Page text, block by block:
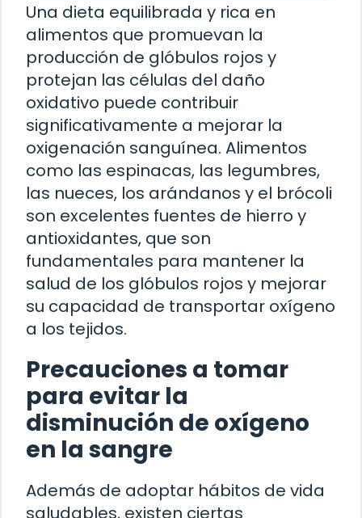
Una dieta equilibrada y rica en
alimentos que promuevan la
producción de glóbulos rojos y
protejan las células del daño
oxidativo puede contribuir
significativamente a mejorar la
oxigenación sanguínea. Alimentos
como las espinacas, las legumbres,
las nueces, los arándanos y el brócoli
son excelentes fuentes de hierro y
antioxidantes, que son
fundamentales para mantener la
salud de los glóbulos rojos y mejorar
su capacidad de transportar oxígeno
a los tejidos.
Precauciones a tomar
para evitar la
disminución de oxígeno
en la sangre
Además de adoptar hábitos de vida
saludables, existen ciertas